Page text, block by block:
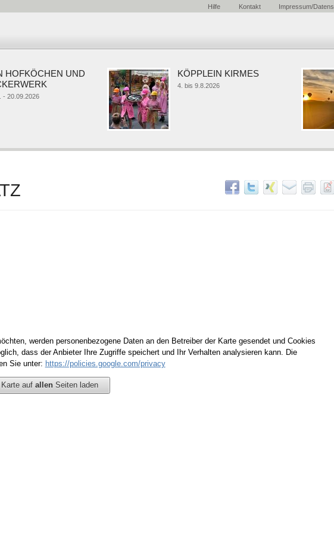
Hilfe Kontakt Impressum/
HOFKÖCHEN UND
20.09.2026
KÖPPLEIN KIRMES
4. bis 9.8.2026
werden personenbezogene Daten an den Betreiber der Karte gesendet und Cookies
dass der Anbieter Ihre Zugriffe speichert und Ihr Verhalten analysieren kann. Die
Sie unter: https://policies.google.com/privacy
Karte auf allenSeiten laden